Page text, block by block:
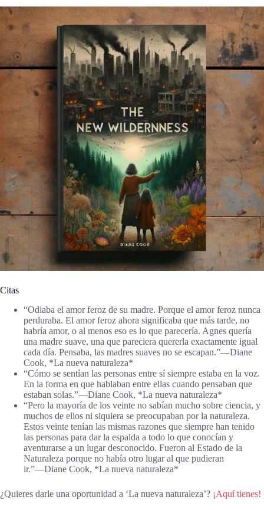
Citas
“Odiaba el amor feroz de su madre. Porque el amor feroz nunca
perduraba. El amor feroz ahora significaba que más tarde, no
habría amor, o al menos eso es lo que parecería. Agnes quería
una madre suave, una que pareciera quererla exactamente igual
cada día. Pensaba, las madres suaves no se escapan.”―Diane
Cook, *La nueva naturaleza*
“Cómo se sentían las personas entre sí siempre estaba en la voz.
En la forma en que hablaban entre ellas cuando pensaban que
estaban solas.”―Diane Cook, *La nueva naturaleza*
“Pero la mayoría de los veinte no sabían mucho sobre ciencia, y
muchos de ellos ni siquiera se preocupaban por la naturaleza.
Estos veinte tenían las mismas razones que siempre han tenido
las personas para dar la espalda a todo lo que conocían y
aventurarse a un lugar desconocido. Fueron al Estado de la
Naturaleza porque no había otro lugar al que pudieran
ir.”―Diane Cook, *La nueva naturaleza*
¿Quieres darle una oportunidad a ‘La nueva naturaleza’? ¡Aquí tienes!